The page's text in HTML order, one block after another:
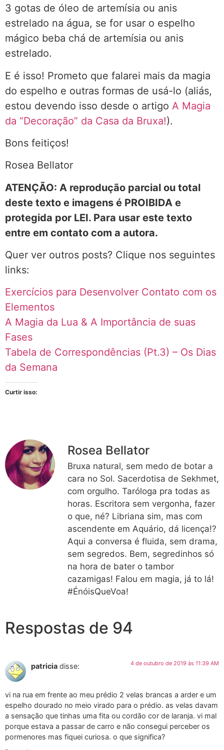
3 gotas de óleo de artemísia ou anis
estrelado na água, se for usar o espelho
mágico beba chá de artemísia ou anis
estrelado.
E é isso! Prometo que falarei mais da magia
do espelho e outras formas de usá-lo (aliás,
estou devendo isso desde o artigo A Magia
da “Decoração” da Casa da Bruxa!).
Bons feitiços!
Rosea Bellator
ATENÇÃO: A reprodução parcial ou total
deste texto e imagens é PROIBIDA e
protegida por LEI. Para usar este texto
entre em contato com a autora.
Quer ver outros posts? Clique nos seguintes
links:
Exercícios para Desenvolver Contato com os
Elementos
A Magia da Lua & A Importância de suas
Fases
Tabela de Correspondências (Pt.3) – Os Dias
da Semana
Curtir isso:
Rosea Bellator
Bruxa natural, sem medo de botar a
cara no Sol. Sacerdotisa de Sekhmet,
com orgulho. Taróloga pra todas as
horas. Escritora sem vergonha, fazer
o que, né? Libriana sim, mas com
ascendente em Aquário, dá licença!?
Aqui a conversa é fluida, sem drama,
sem segredos. Bem, segredinhos só
na hora de bater o tambor
cazamigas! Falou em magia, já to lá!
#ÉnóisQueVoa!
Respostas de 94
patricia disse: 4 de outubro de 2019 às 11:39 AM
vi na rua em frente ao meu prédio 2 velas brancas a arder e um
espelho dourado no meio virado para o prédio. as velas davam
a sensação que tinhas uma fita ou cordão cor de laranja. vi mal
porque estava a passar de carro e não consegui perceber os
pormenores mas fiquei curiosa. o que significa?